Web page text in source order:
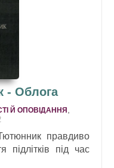
- Облога
Й ОПОВІДАННЯ ,
правдиво
підлітків під час